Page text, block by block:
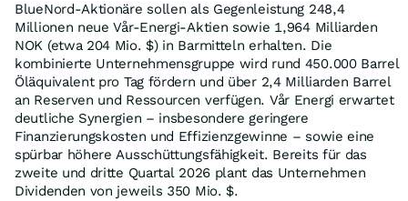
BlueNord-Aktionäre sollen als Gegenleistung 248,4
Millionen neue Vår-Energi-Aktien sowie 1,964 Milliarden
NOK (etwa 204 Mio. $) in Barmitteln erhalten. Die
kombinierte Unternehmensgruppe wird rund 450.000 Barrel
Öläquivalent pro Tag fördern und über 2,4 Milliarden Barrel
an Reserven und Ressourcen verfügen. Vår Energi erwartet
deutliche Synergien – insbesondere geringere
Finanzierungskosten und Effizienzgewinne – sowie eine
spürbar höhere Ausschüttungsfähigkeit. Bereits für das
zweite und dritte Quartal 2026 plant das Unternehmen
Dividenden von jeweils 350 Mio. $.